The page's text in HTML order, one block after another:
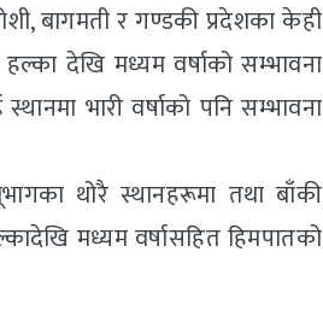
बागमती र गण्डकी प्रदेशका केही
देखि मध्यम वर्षाको सम्भावना
भारी वर्षाको पनि सम्भावना
थोरै स्थानहरूमा तथा बाँकी
मध्यम वर्षासहित हिमपातको